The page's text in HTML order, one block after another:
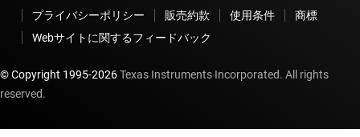
プライバシーポリシー
販売約款 使用条件
商標
Webサイトに関するフィードバック
© Copyright 1995-2026Texas Instruments Incorporated. All rights
reserved.